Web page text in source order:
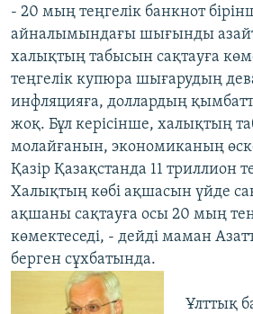
- 20 мың теңгелік банкнот
айналымындағы шығынды
халықтың табысын сақтауға
теңгелік купюра шығарудың
инфляцияға, доллардың
жоқ. Бұл керісінше, халықтың
молайғанын, экономиканың
Қазір Қазақстанда 11 триллион
Халықтың көбі ақшасын үйде
ақшаны сақтауға осы 20 мың
көмектеседі, - дейді маман
берген сұхбатында.
Ұлттық